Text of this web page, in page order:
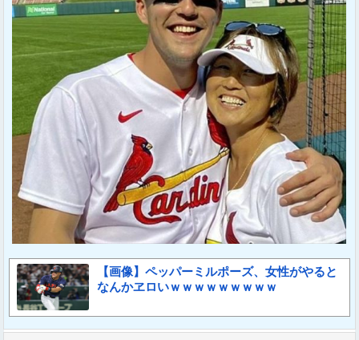
【画像】ペッパーミルポーズ、女性がやると
なんかヱロいｗｗｗｗｗｗｗｗｗ